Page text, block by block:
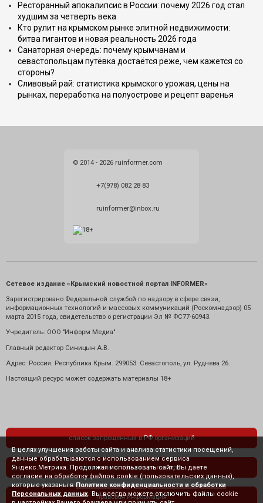
Ресторанный апокалипсис в России: почему 2026 год стал
худшим за четверть века
Кто рулит на крымском рынке элитной недвижимости:
битва гигантов и новая реальность 2026 года
Санаторная очередь: почему крымчанам и
севастопольцам путёвка достаётся реже, чем кажется со
стороны?
Сливовый рай: статистика крымского урожая, цены на
рынках, переработка на полуострове и рецепт варенья
© 2014 - 2026 ruinformer.com
+7(978) 082 28 83
ruinformer@inbox.ru
Сетевое издание «Крымский новостной портал INFORMER»
Зарегистрировано Федеральной службой по надзору в сфере связи,
информационных технологий и массовых коммуникаций (Роскомнадзор) 05
марта 2015 года, свидетельство о регистрации Эл № ФС77-60943.
Учредитель: ООО "Информ Медиа"
Главный редактор Синицын А.В.
Адрес: Россия. Республика Крым. 299053. Севастополь, ул. Руднева 26.
Настоящий ресурс может содержать материалы 18+
список запрещенных в РФ организаций
политика конфиденциальности
правовая информация
В целях улучшения работы сайта и анализа статистики посещений,
данные обрабатываются с использованием сервиса
Яндекс.Метрика. Продолжая использовать сайт, Вы даете
согласие на обработку файлов cookie (пользовательских данных),
которые указаны в Политике конфиденциальности и обработки
Персональных данных . Вы всегда можете отключить файлы cookie